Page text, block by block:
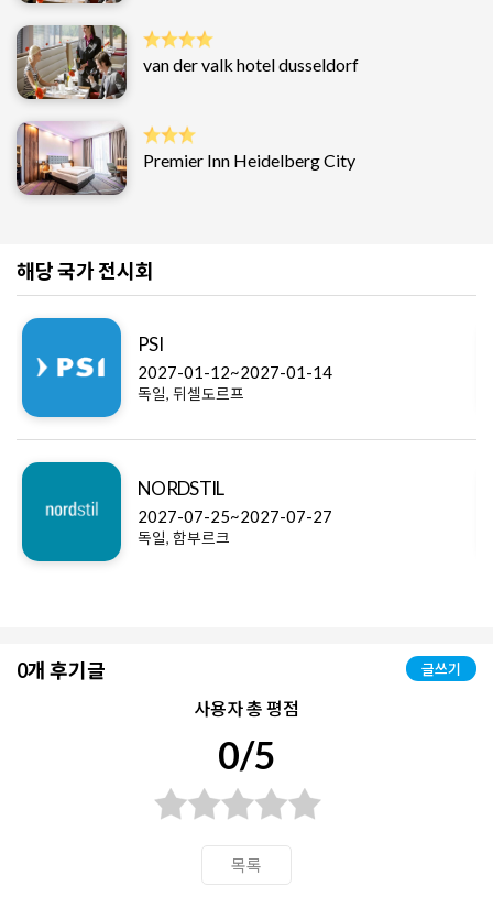
van der valk hotel dusseldorf
Premier Inn Heidelberg City
해당 국가 전시회
PSI
2027-01-12~2027-01-14
독일, 뒤셀도르프
NORDSTIL
2027-07-25~2027-07-27
독일, 함부르크
0개 후기글 글쓰기
사용자 총 평점
0/5
목록